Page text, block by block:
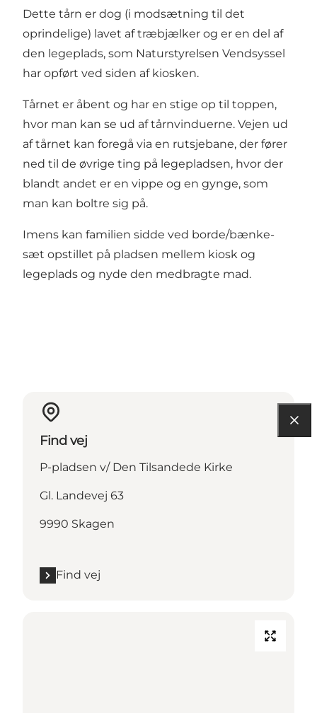
Dette tårn er dog (i modsætning til det
oprindelige) lavet af træbjælker og er en del af
den legeplads, som Naturstyrelsen Vendsyssel
har opført ved siden af kiosken.
Tårnet er åbent og har en stige op til toppen,
hvor man kan se ud af tårnvinduerne. Vejen ud
af tårnet kan foregå via en rutsjebane, der fører
ned til de øvrige ting på legepladsen, hvor der
blandt andet er en vippe og en gynge, som
man kan boltre sig på.
Imens kan familien sidde ved borde/bænke-
sæt opstillet på pladsen mellem kiosk og
legeplads og nyde den medbragte mad.
Find vej
P-pladsen v/ Den Tilsandede Kirke
Gl. Landevej 63
9990 Skagen
Find vej